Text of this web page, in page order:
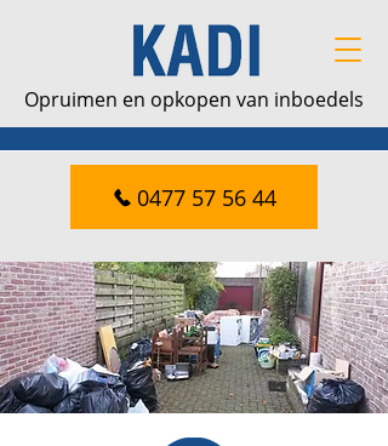
Opruimen en opkopen van inboedels
0477 57 56 44